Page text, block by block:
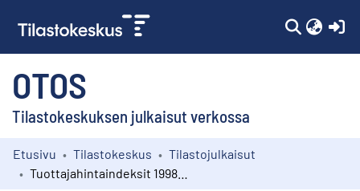
OTOS
Tilastokeskuksen julkaisut verkossa
Kokoelmat
Etusivu Tilastokeskus
Tilastojulkaisut